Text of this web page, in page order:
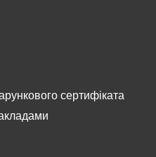
сертифіката